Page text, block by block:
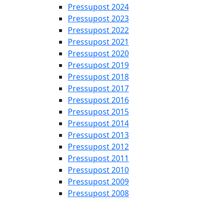
Pressupost 2024
Pressupost 2023
Pressupost 2022
Pressupost 2021
Pressupost 2020
Pressupost 2019
Pressupost 2018
Pressupost 2017
Pressupost 2016
Pressupost 2015
Pressupost 2014
Pressupost 2013
Pressupost 2012
Pressupost 2011
Pressupost 2010
Pressupost 2009
Pressupost 2008